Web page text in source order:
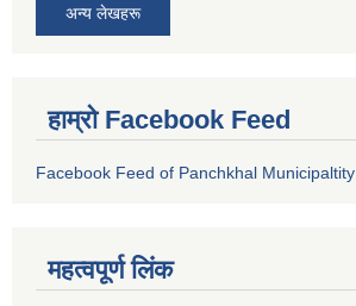
अन्य लेखहरू
हाम्रो Facebook Feed
Facebook Feed of Panchkhal Municipaltity
महत्वपूर्ण लिंक